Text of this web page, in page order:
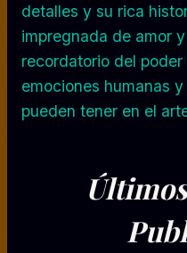
detalles y su rica
impregnada de amor
recordatorio del
emociones humanas
pueden tener en el